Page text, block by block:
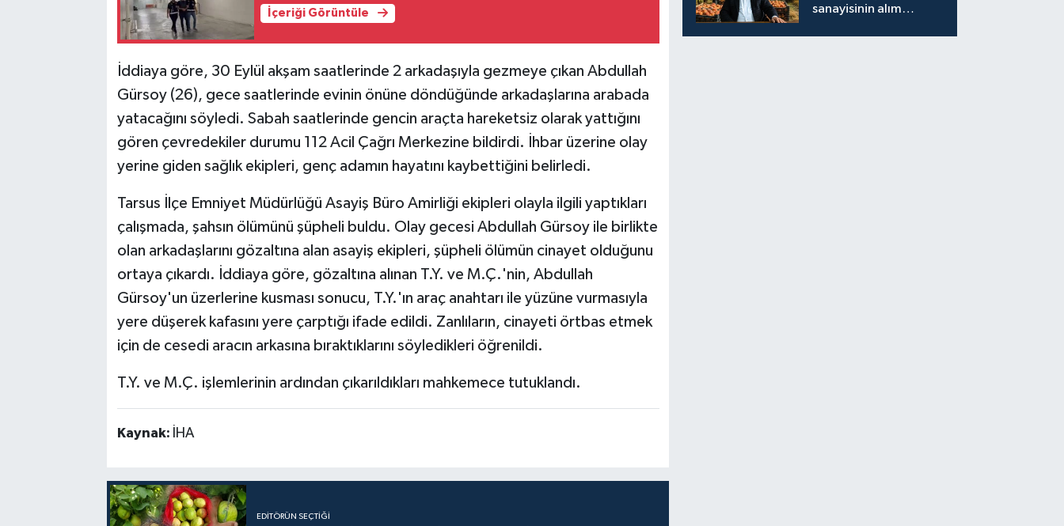
İçeriği Görüntüle
İddiaya göre, 30 Eylül akşam saatlerinde 2 arkadaşıyla gezmeye çıkan Abdullah
Gürsoy (26), gece saatlerinde evinin önüne döndüğünde arkadaşlarına arabada
yatacağını söyledi. Sabah saatlerinde gencin araçta hareketsiz olarak yattığını
gören çevredekiler durumu 112 Acil Çağrı Merkezine bildirdi. İhbar üzerine olay
yerine giden sağlık ekipleri, genç adamın hayatını kaybettiğini belirledi.
Tarsus İlçe Emniyet Müdürlüğü Asayiş Büro Amirliği ekipleri olayla ilgili yaptıkları
çalışmada, şahsın ölümünü şüpheli buldu. Olay gecesi Abdullah Gürsoy ile birlikte
olan arkadaşlarını gözaltına alan asayiş ekipleri, şüpheli ölümün cinayet olduğunu
ortaya çıkardı. İddiaya göre, gözaltına alınan T.Y. ve M.Ç.'nin, Abdullah
Gürsoy'un üzerlerine kusması sonucu, T.Y.'ın araç anahtarı ile yüzüne vurmasıyla
yere düşerek kafasını yere çarptığı ifade edildi. Zanlıların, cinayeti örtbas etmek
için de cesedi aracın arkasına bıraktıklarını söyledikleri öğrenildi.
T.Y. ve M.Ç. işlemlerinin ardından çıkarıldıkları mahkemece tutuklandı.
Kaynak: İHA
EDITÖRÜN SEÇTIĞI
sanayisinin alım